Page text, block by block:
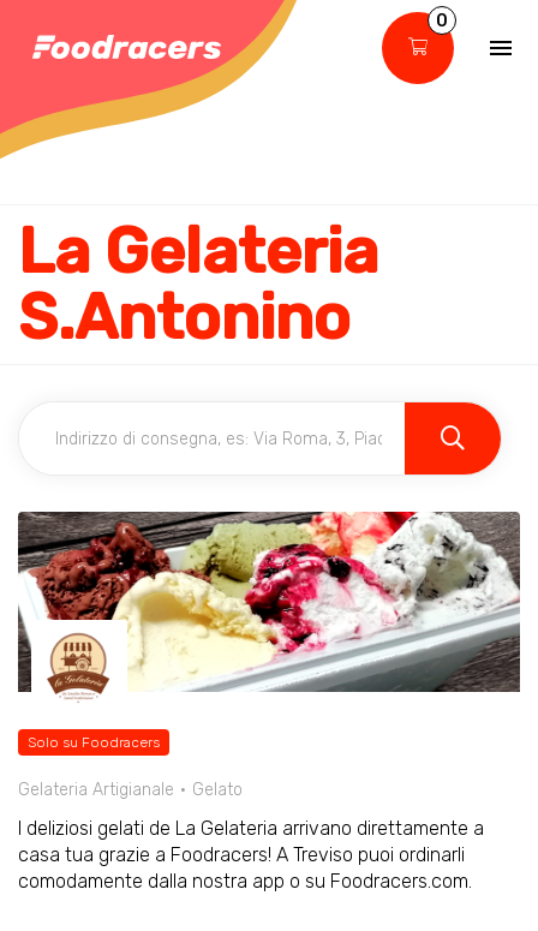
0
La Gelateria
S.Antonino
Solo su Foodracers
Gelateria Artigianale Gelato
I deliziosi gelati de La Gelateria arrivano direttamente a
casa tua grazie a Foodracers! A Treviso puoi ordinarli
comodamente dalla nostra app o su Foodracers.com.